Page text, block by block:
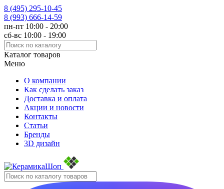
8 (495) 295-10-45
8 (993) 666-14-59
пн-пт 10:00 - 20:00
сб-вс 10:00 - 19:00
Каталог товаров
Меню
О компании
Как сделать заказ
Доставка и оплата
Акции и новости
Контакты
Статьи
Бренды
3D дизайн